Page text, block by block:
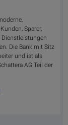
Sparer,
Dienstleistungen
Die Bank mit Sitz
und ist als
AG Teil der